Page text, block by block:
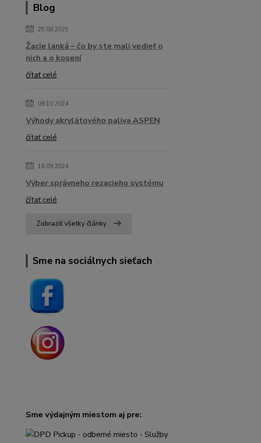
Blog
25.08.2025
Žacie lanká – čo by ste mali vedieť o
nich a o kosení
čítať celé
08.10.2024
Výhody akrylátového paliva ASPEN
čítať celé
18.09.2024
Výber správneho rezacieho systému
čítať celé
Zobraziť všetky články
Sme na sociálnych sieťach
Sme výdajným miestom aj pre: